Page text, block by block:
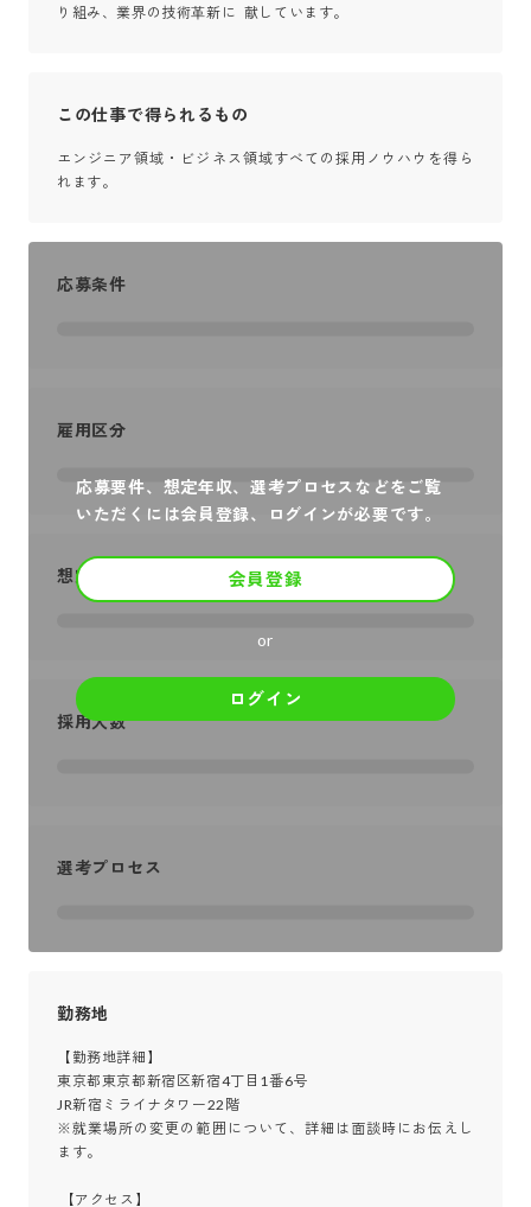
り組み、業界の技術⾰新に 献しています。
この仕事で得られるもの
エンジニア領域・ビジネス領域すべての採用ノウハウを得ら
れます。
応募要件、想定年収、選考プロセスなどをご覧
いただくには会員登録、ログインが必要です。
会員登録
or
ログイン
応募条件
雇用区分
想定年収
採用人数
選考プロセス
勤務地
【勤務地詳細】
東京都東京都新宿区新宿4丁目1番6号
JR新宿ミライナタワー22階
※就業場所の変更の範囲について、詳細は面談時にお伝えし
ます。